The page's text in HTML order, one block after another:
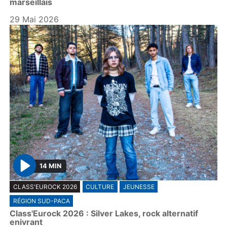
29 Mai 2026
P
l
a
y
14 MIN
CLASS'EUROCK 2026 CULTURE
JEUNESSE
RÉGION SUD-PACA
Class'Eurock 2026 : Silver Lakes, rock alternatif
enivrant